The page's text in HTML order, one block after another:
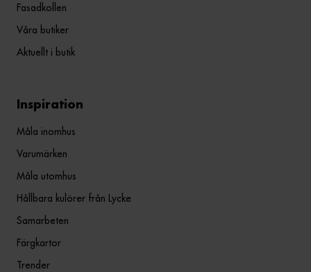
Fasadkollen
Våra butiker
Aktuellt i butik
Inspiration
Måla inomhus
Varumärken
Måla utomhus
Hållbara kulörer från Lycke
Samarbeten
Färgkartor
Trender